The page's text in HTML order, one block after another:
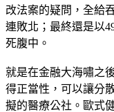
改法案的疑問，全給
連敗北；最終還是以
死腹中。
就是在金融大海嘯之
得正當性，可以讓分
擬的醫療公社。歐式